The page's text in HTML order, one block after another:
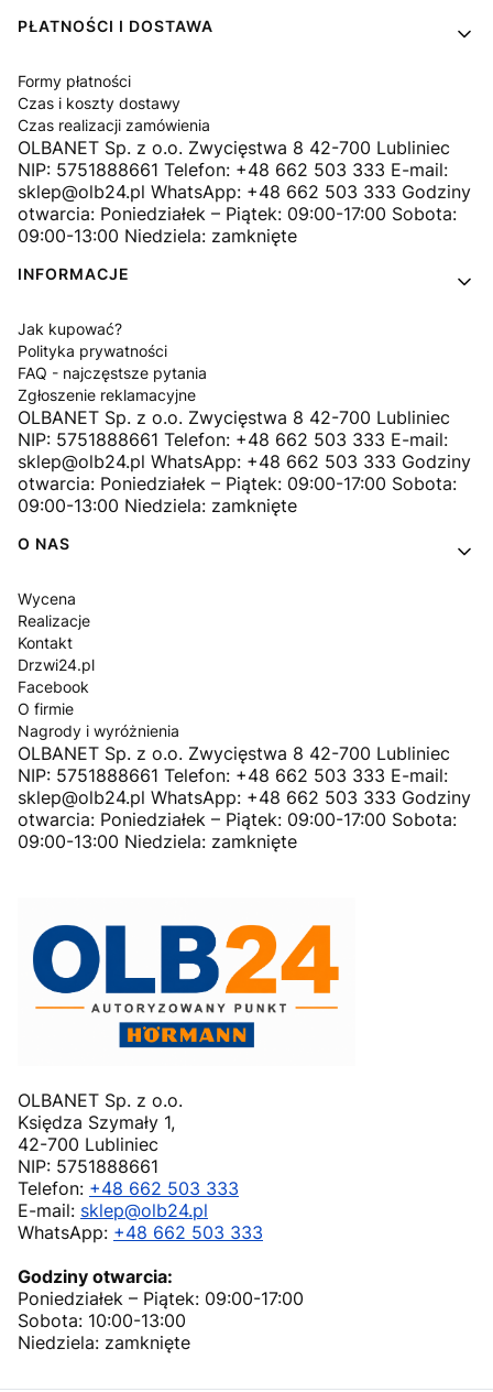
PŁATNOŚCI I DOSTAWA
Formy płatności
Czas i koszty dostawy
Czas realizacji zamówienia
OLBANET Sp. z o.o. Zwycięstwa 8 42-700 Lubliniec
NIP: 5751888661 Telefon: +48 662 503 333 E-mail:
sklep@olb24.pl WhatsApp: +48 662 503 333 Godziny
otwarcia: Poniedziałek – Piątek: 09:00-17:00 Sobota:
09:00-13:00 Niedziela: zamknięte
INFORMACJE
Jak kupować?
Polityka prywatności
FAQ - najczęstsze pytania
Zgłoszenie reklamacyjne
OLBANET Sp. z o.o. Zwycięstwa 8 42-700 Lubliniec
NIP: 5751888661 Telefon: +48 662 503 333 E-mail:
sklep@olb24.pl WhatsApp: +48 662 503 333 Godziny
otwarcia: Poniedziałek – Piątek: 09:00-17:00 Sobota:
09:00-13:00 Niedziela: zamknięte
O NAS
Wycena
Realizacje
Kontakt
Drzwi24.pl
Facebook
O firmie
Nagrody i wyróżnienia
OLBANET Sp. z o.o. Zwycięstwa 8 42-700 Lubliniec
NIP: 5751888661 Telefon: +48 662 503 333 E-mail:
sklep@olb24.pl WhatsApp: +48 662 503 333 Godziny
otwarcia: Poniedziałek – Piątek: 09:00-17:00 Sobota:
09:00-13:00 Niedziela: zamknięte
OLBANET Sp. z o.o.
Księdza Szymały 1,
42-700 Lubliniec
NIP: 5751888661
Telefon: +48 662 503 333
E-mail: sklep@olb24.pl
WhatsApp: +48 662 503 333
Godziny otwarcia:
Poniedziałek – Piątek: 09:00-17:00
Sobota: 10:00-13:00
Niedziela: zamknięte